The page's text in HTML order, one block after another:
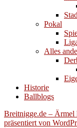
Pokal
Alles
Historie
Ballblogs
Breitnigge.de – Ärmel
präsentiert von